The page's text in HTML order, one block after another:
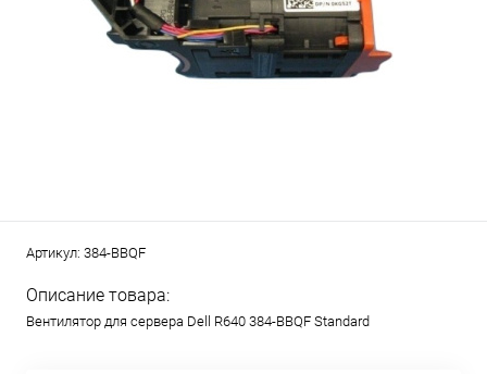
Артикул: 384-BBQF
Описание товара:
Вентилятор для сервера Dell R640 384-BBQF Standard